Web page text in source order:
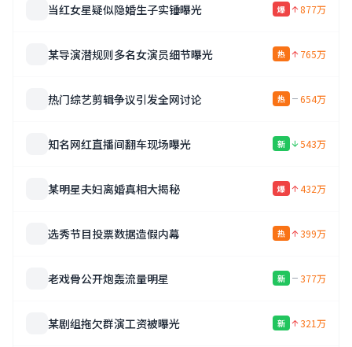
当红女星疑似隐婚生子实锤曝光 爆 877万
某导演潜规则多名女演员细节曝光 热 765万
热门综艺剪辑争议引发全网讨论 热 654万
知名网红直播间翻车现场曝光 新 543万
某明星夫妇离婚真相大揭秘 爆 432万
选秀节目投票数据造假内幕 热 399万
老戏骨公开炮轰流量明星 新 377万
某剧组拖欠群演工资被曝光 新 321万